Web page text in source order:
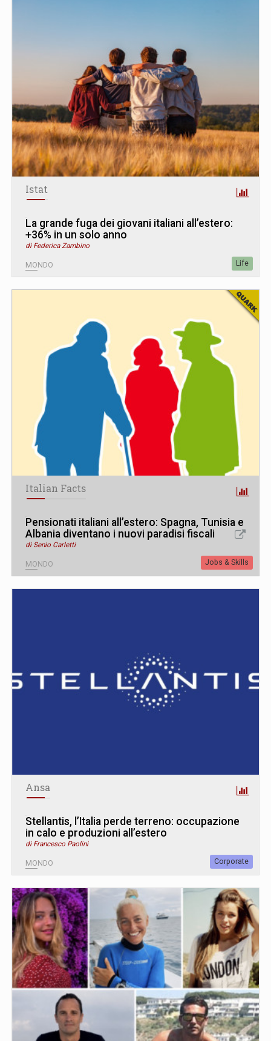
Istat
La grande fuga dei giovani italiani all’estero:
+36% in un solo anno
di Federica Zambino
MONDO Life
Italian Facts
Pensionati italiani all’estero: Spagna, Tunisia e
Albania diventano i nuovi paradisi fiscali
di Senio Carletti
MONDO Jobs & Skills
Ansa
Stellantis, l’Italia perde terreno: occupazione
in calo e produzioni all’estero
di Francesco Paolini
MONDO Corporate